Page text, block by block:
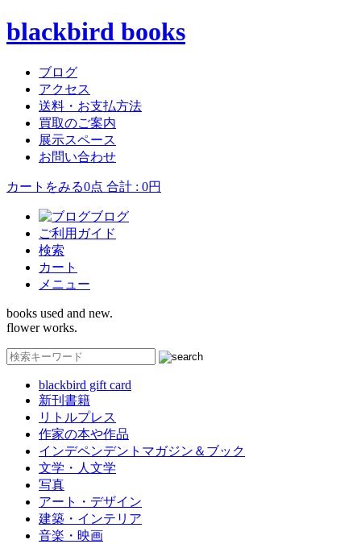
blackbird books
ブログ
アクセス
送料・お支払方法
買取のご案内
展示スペース
お問い合わせ
カートをみる0点 合計 : 0円
ブログ
ご利用ガイド
検索
カート
メニュー
books used and new.
flower works.
blackbird gift card
新刊書籍
リトルプレス
作家の本や作品
インデペンデントマガジン＆ブック
文学・人文学
写真
アート・デザイン
建築・インテリア
音楽・映画